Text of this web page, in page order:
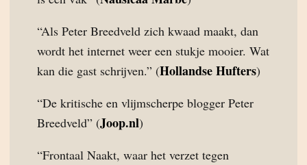
“Als Peter Breedveld zich kwaad maakt, dan
wordt het internet weer een stukje mooier. Wat
kan die gast schrijven.” (Hollandse Hufters)
“De kritische en vlijmscherpe blogger Peter
Breedveld” (Joop.nl)
“Frontaal Naakt, waar het verzet tegen